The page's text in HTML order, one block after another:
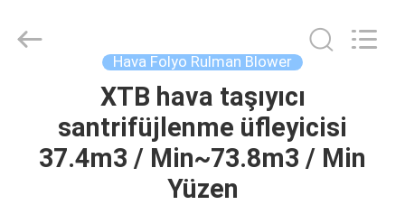
ÜRÜN:%
(Jiangsu)
Hava Folyo Rulman Blower
XTB hava taşıyıcı
santrifüjlenme üfleyicisi
37.4m3 / Min~73.8m3 / Min
Yüzen